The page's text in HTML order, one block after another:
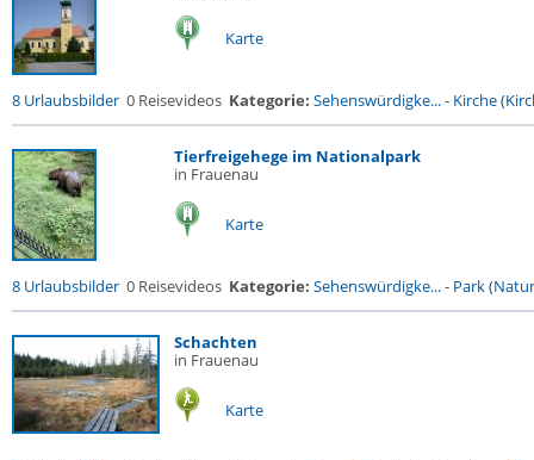
Karte
8 Urlaubsbilder 0 Reisevideos Kategorie: Sehenswürdigke...- Kirche
Tierfreigehege im Nationalpark
in Frauenau
Karte
8 Urlaubsbilder 0 Reisevideos Kategorie: Sehenswürdigke...- Park
Schachten
in Frauenau
Karte